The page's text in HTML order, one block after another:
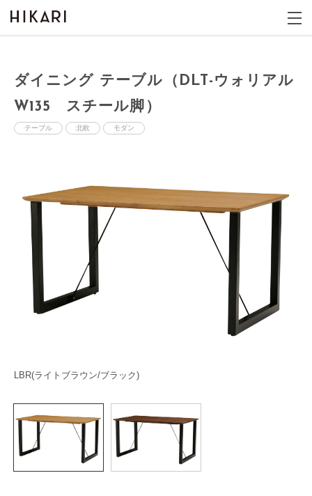
ダイニング テーブル（DLT-ウォリアル
W135 スチール脚）
テーブル 北欧 モダン
LBR(ライトブラウン/ブラック)